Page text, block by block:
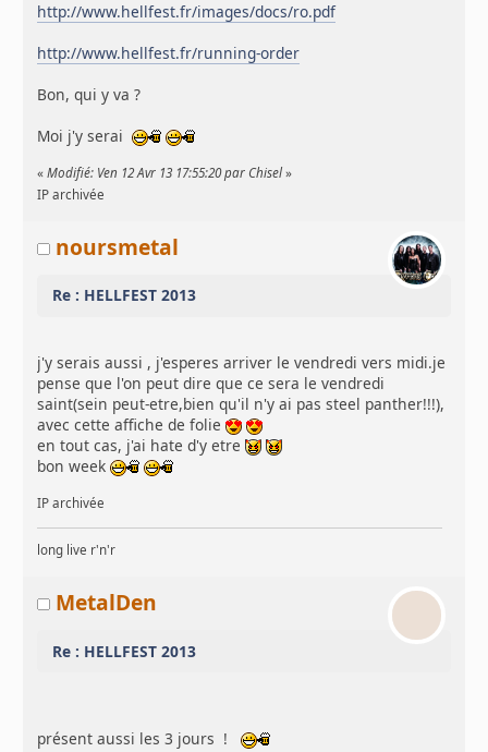
http://www.hellfest.fr/images/docs/ro.pdf
http://www.hellfest.fr/running-order
Bon, qui y va ?
Moi j'y serai
«Modifié: Ven 12 Avr 13 17:55:20 par Chisel»
IP archivée
noursmetal
Re : HELLFEST 2013
j'y serais aussi , j'esperes arriver le vendredi vers midi.je
pense que l'on peut dire que ce sera le vendredi
saint(sein peut-etre,bien qu'il n'y ai pas steel panther!!!),
avec cette affiche de folie
en tout cas, j'ai hate d'y etre
bon week
IP archivée
long live r'n'r
MetalDen
Re : HELLFEST 2013
présent aussi les 3 jours !